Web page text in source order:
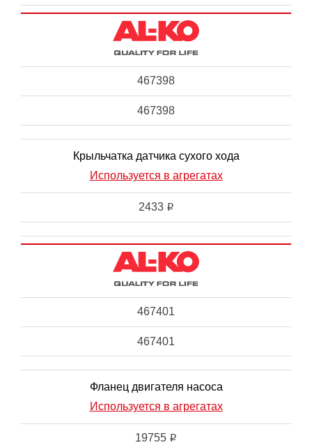
467398
467398
Крыльчатка датчика сухого хода
Используется в агрегатах
2433 i
467401
467401
Фланец двигателя насоса
Используется в агрегатах
19755 i